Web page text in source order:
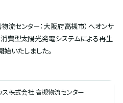
流センター：⼤阪府高槻市）へオンサ
費型太陽光発電システムによる再生
いたしました。
ス株式会社 高槻物流センター